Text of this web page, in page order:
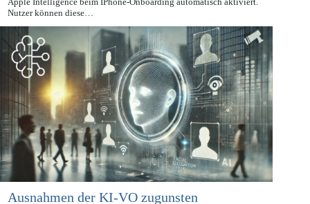
Mit dem neuen Update ist die von Apple eigens kreierte KI-Software
Apple Intelligence beim IPhone-Onboarding automatisch aktiviert.
Nutzer können diese…